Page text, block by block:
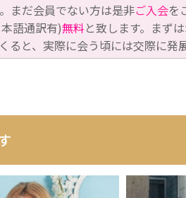
まだ会員でない方は是非ご入会を
語通訳有)無料と致します。まず
と、実際に会う頃には交際に発